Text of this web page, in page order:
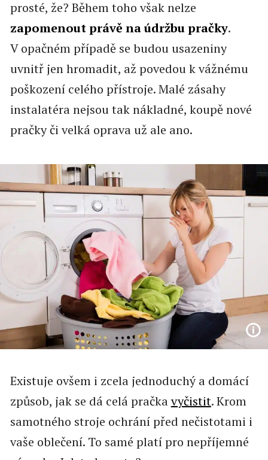
prosté, že? Během toho však nelze
zapomenout právě na údržbu pračky.
V opačném případě se budou usazeniny
uvnitř jen hromadit, až povedou k vážnému
poškození celého přístroje. Malé zásahy
instalatéra nejsou tak nákladné, koupě nové
pračky či velká oprava už ale ano.
Existuje ovšem i zcela jednoduchý a domácí
způsob, jak se dá celá pračkavyčistit. Krom
samotného stroje ochrání před nečistotami i
vaše oblečení. To samé platí pro nepříjemné